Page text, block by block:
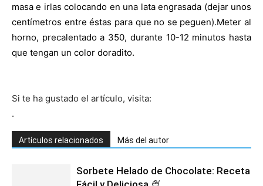
Recetas
masa e irlas colocando en una lata engrasada (dejar unos
centímetros entre éstas para que no se peguen).Meter al
horno, precalentado a 350, durante 10-12 minutos hasta
que tengan un color doradito.
Si te ha gustado el artículo, visita:
.
Artículos relacionados Más del autor
Sorbete Helado de Chocolate: Receta